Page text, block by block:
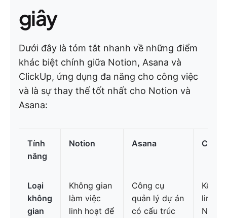
giây
Dưới đây là tóm tắt nhanh về những điểm
khác biệt chính giữa Notion, Asana và
ClickUp, ứng dụng đa năng cho công việc
và là sự thay thế tốt nhất cho Notion và
Asana:
Tính
năng
Notion Asana
Loại
không
gian
Không gian
làm việc
linh hoạt để
Công cụ
quản lý dự án
có cấu trúc
Kết
linh